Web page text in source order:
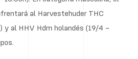
al Harvestehuder THC
y al HHV Hdm holandés (19/4 –